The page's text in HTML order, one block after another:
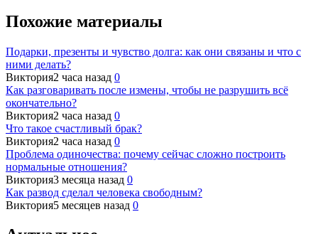
Похожие материалы
Подарки, презенты и чувство долга: как они связаны и что с
ними делать?
Виктория2 часа назад 0
Как разговаривать после измены, чтобы не разрушить всё
окончательно?
Виктория2 часа назад 0
Что такое счастливый брак?
Виктория2 часа назад 0
Проблема одиночества: почему сейчас сложно построить
нормальные отношения?
Виктория3 месяца назад 0
Как развод сделал человека свободным?
Виктория5 месяцев назад 0